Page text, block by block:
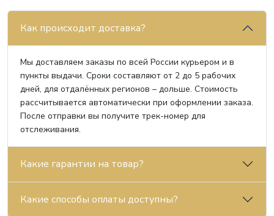
Как происходит доставка?
Мы доставляем заказы по всей России курьером и в
пункты выдачи. Сроки составляют от 2 до 5 рабочих
дней, для отдалённых регионов – дольше. Стоимость
рассчитывается автоматически при оформлении заказа.
После отправки вы получите трек-номер для
отслеживания.
Какие гарантии на товар?
Какие способы оплаты доступны?